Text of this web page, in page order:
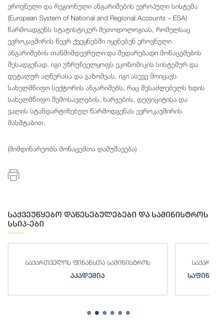
ეროვნული და რეგიონული ანგარიშების ევროპული სისტემა
(European System of National and Regional Accounts – ESA)
წარმოადგენს სტატისტიკურ მეთოდოლოგიას, რომელსაც
ევროკავშირის წევრ ქვეყნებში იყენებენ ეროვნული
ანგარიშების თანმიმდევრული და შედარებადი მონაცემების
შესადგენად. იგი უზრუნველყოფს ეკონომიკის სისტემურ და
დეტალურ აღწერასა და გაზომვას. იგი ასევე მოიცავს
სახელმწიფო სექტორის ანგარიშებს, რაც შესაძლებელს ხდის
სახელმწიფო შემოსავლების, ხარჯების, დეფიციტისა და
ვალის სტანდარტიზებულ წარმოდგენას ევროკავშირის
მასშტაბით.
(მიმდინარეობს მონაცემთა დამუშავება)
საქვეუწყებო დაწესებულებები და სამინისტროს
სსიპ-ები
საქართველოს ფინანსთა სამინისტროს
აკადემია